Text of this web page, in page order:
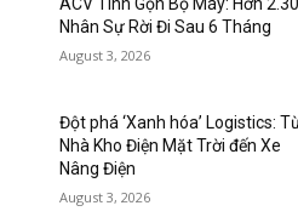
Nhân Sự Rời Đi Sau 6 Tháng
August 3, 2026
Đột phá ‘Xanh hóa’ Logistics:
Nhà Kho Điện Mặt Trời đến Xe
Nâng Điện
August 3, 2026